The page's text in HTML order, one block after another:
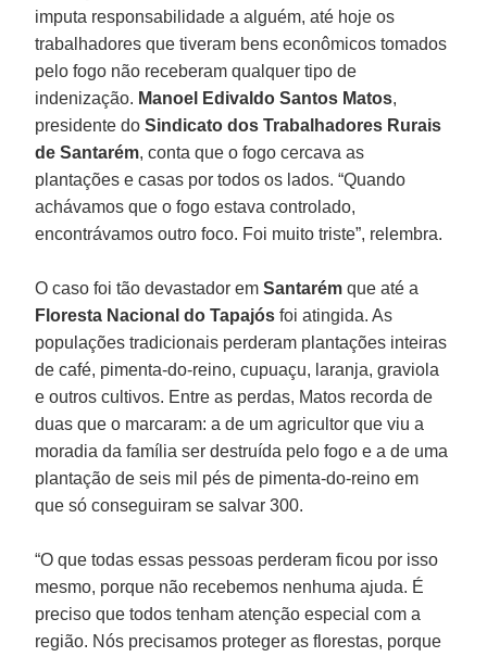
imputa responsabilidade a alguém, até hoje os
trabalhadores que tiveram bens econômicos tomados
pelo fogo não receberam qualquer tipo de
indenização. Manoel Edivaldo Santos Matos,
presidente doSindicato dos Trabalhadores Rurais
de Santarém, conta que o fogo cercava as
plantações e casas por todos os lados. “Quando
achávamos que o fogo estava controlado,
encontrávamos outro foco. Foi muito triste”, relembra.
O caso foi tão devastador emSantarém que até a
Floresta Nacional do Tapajós foi atingida. As
populações tradicionais perderam plantações inteiras
de café, pimenta-do-reino, cupuaçu, laranja, graviola
e outros cultivos. Entre as perdas, Matos recorda de
duas que o marcaram: a de um agricultor que viu a
moradia da família ser destruída pelo fogo e a de uma
plantação de seis mil pés de pimenta-do-reino em
que só conseguiram se salvar 300.
“O que todas essas pessoas perderam ficou por isso
mesmo, porque não recebemos nenhuma ajuda. É
preciso que todos tenham atenção especial com a
região. Nós precisamos proteger as florestas, porque